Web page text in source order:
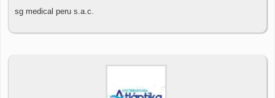
sg medical peru s.a.c.